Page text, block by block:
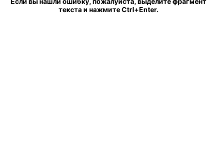
текста и нажмите Ctrl+Enter.